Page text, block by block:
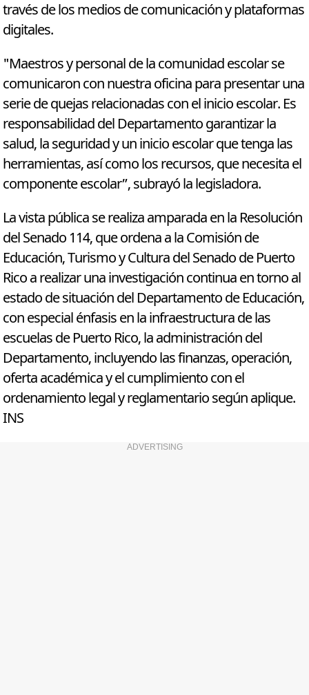
través de los medios de comunicación y plataformas
digitales.
"Maestros y personal de la comunidad escolar se
comunicaron con nuestra oficina para presentar una
serie de quejas relacionadas con el inicio escolar. Es
responsabilidad del Departamento garantizar la
salud, la seguridad y un inicio escolar que tenga las
herramientas, así como los recursos, que necesita el
componente escolar”, subrayó la legisladora.
La vista pública se realiza amparada en la Resolución
del Senado 114, que ordena a la Comisión de
Educación, Turismo y Cultura del Senado de Puerto
Rico a realizar una investigación continua en torno al
estado de situación del Departamento de Educación,
con especial énfasis en la infraestructura de las
escuelas de Puerto Rico, la administración del
Departamento, incluyendo las finanzas, operación,
oferta académica y el cumplimiento con el
ordenamiento legal y reglamentario según aplique.
INS
ADVERTISING